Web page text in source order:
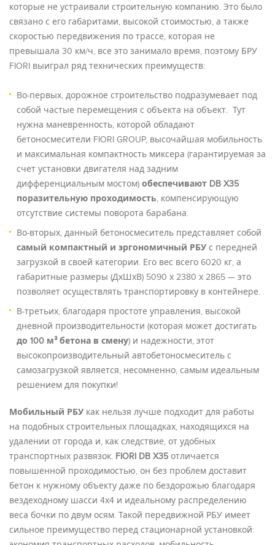
которые не устраивали строительную компанию. Это было
связано с его габаритами, высокой стоимостью, а также
скоростью передвижения по трассе, которая не
превышала 30 км/ч, все это занимало время, поэтому БРУ
FIORI выиграл ряд технических преимуществ:
Во-первых, дорожное строительство подразумевает под
собой частые перемещения с объекта на объект. Тут
нужна маневренность, которой обладают
бетоносмесители FIORI GROUP, высочайшая мобильность
и максимальная компактность миксера (гарантируемая за
счет установки двигателя над задним
дифференциальным мостом) обеспечивают DB X35
поразительную проходимость, компенсирующую
отсутствие системы поворота барабана.
Во-вторых, данный бетоносмеситель представляет собой
самый компактный и эргономичный РБУ с передней
загрузкой в своей категории. Его вес всего 6020 кг, а
габаритные размеры (ДхШхВ) 5090 х 2380 х 2865 — это
позволяет осуществлять транспортировку в контейнере.
В-третьих, благодаря простоте управления, высокой
дневной производительности (которая может достигать
до 100 м³ бетона в смену) и надежности, этот
высокопроизводительный автобетоносмеситель с
самозагрузкой является, несомненно, самым идеальным
решением для покупки!
Мобильный РБУ как нельзя лучше подходит для работы
на подобных строительных площадках, находящихся на
удалении от города и, как следствие, от удобных
транспортных развязок. FIORI DB X35 отличается
повышенной проходимостью, он без проблем доставит
бетон к нужному объекту даже по бездорожью благодаря
вездеходному шасси 4х4 и идеальному распределению
веса бочки по двум осям. Такой передвижной РБУ имеет
сильное преимущество перед стационарной установкой: